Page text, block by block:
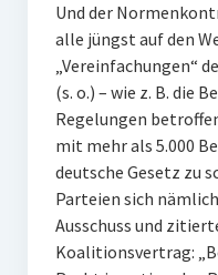
Und der
alle jüngst auf den
„Vereinfachungen“
(s. o.) – wie z. B. die
Regelungen
mit mehr als 5.000
deutsche Gesetz zu
Parteien sich
Ausschuss und
Koalitionsvertrag: